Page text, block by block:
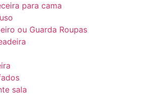
para cama
ou Guarda Roupas
sala